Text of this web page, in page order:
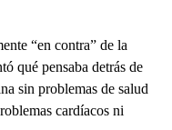
“en contra” de la
qué pensaba detrás de
sin problemas de salud
cardíacos ni